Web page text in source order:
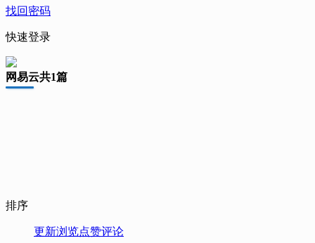
找回密码
快速登录
网易云共1篇
排序
更新浏览点赞评论